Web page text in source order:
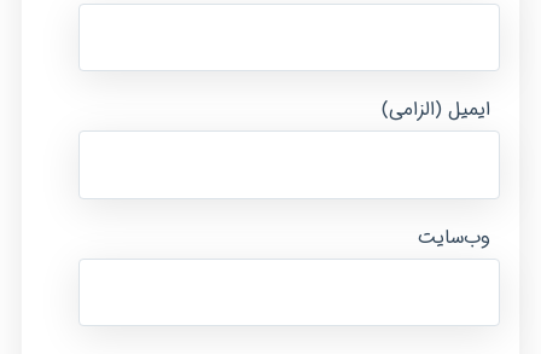
ایمیل (الزامی)
وب‌سایت